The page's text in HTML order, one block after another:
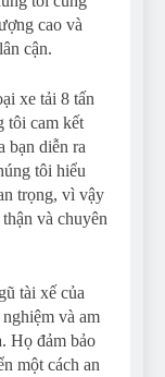
cao và
cận.
xe tải 8 tấn
tôi cam kết
bạn diễn ra
tôi hiểu
trọng, vì vậy
và chuyên
tài xế của
và am
Họ đảm bảo
một cách an